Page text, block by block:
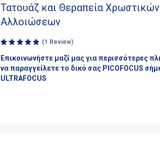
Τατουάζ και Θεραπεία
Αλλοιώσεων
Rated
5.00out
of 5
(1 Review)
Επικοινωνήστε μαζί μας για περισσότερες
να παραγγείλετε το δικό σας PICOFOCUS
ULTRAFOCUS